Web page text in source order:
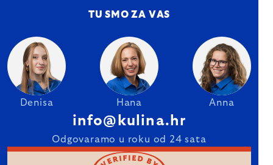
TU SMO ZA VAS
Denisa Hana Anna
info@kulina.hr
Odgovaramo u roku od 24 sata